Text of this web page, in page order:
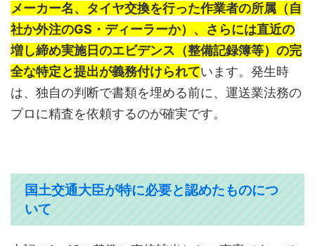
メーカー名、タイヤ交換を行った作業者の所属（自
社か外注のGS・ディーラーか）、さらには直近の
増し締め実施日のエビデンス（整備記録簿等）の完
全な特定と提出が義務付けられています。発生時
は、独自の判断で書類を埋める前に、運送業法務の
プロに精査を依頼するのが確実です。
国土交通大臣が特に必要と認めたものにつ
いて